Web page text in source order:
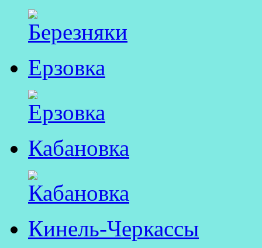
Ерзовка
Кабановка
Кинель-Черкассы